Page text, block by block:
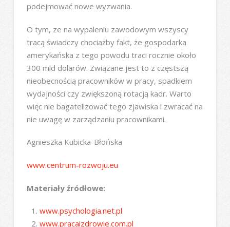
podejmować nowe wyzwania.
O tym, ze na wypaleniu zawodowym wszyscy
tracą świadczy chociażby fakt, że gospodarka
amerykańska z tego powodu traci rocznie około
300 mld dolarów. Związane jest to z częstszą
nieobecnością pracowników w pracy, spadkiem
wydajności czy zwiększoną rotacją kadr. Warto
więc nie bagatelizować tego zjawiska i zwracać na
nie uwagę w zarządzaniu pracownikami.
Agnieszka Kubicka-Błońska
www.centrum-rozwoju.eu
Materiały źródłowe:
www.psychologia.net.pl
www.pracaizdrowie.com.pl